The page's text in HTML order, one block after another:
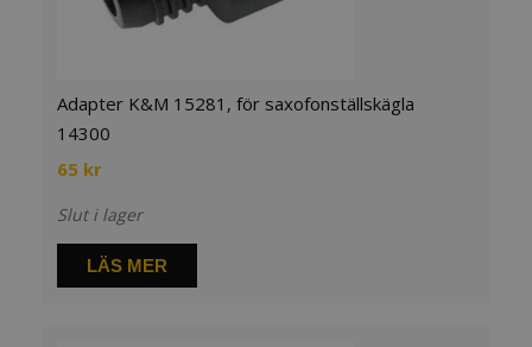
Adapter K&M 15281, för saxofonställskägla
14300
65 kr
Slut i lager
LÄS MER